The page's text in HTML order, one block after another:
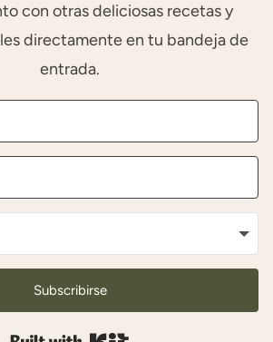
con otras deliciosas recetas y
directamente en tu bandeja de
entrada.
Subscribirse